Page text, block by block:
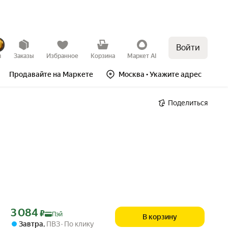
Заказы Избранное Корзина Маркет AI
Войти
Продавайте на Маркете Москва • Укажите адрес
Поделиться
Цена с картой Яндекс Пэй 3084 ₽ вместо
3 084 ₽ Пэй
Завтра, ПВЗ По клику
В корзину